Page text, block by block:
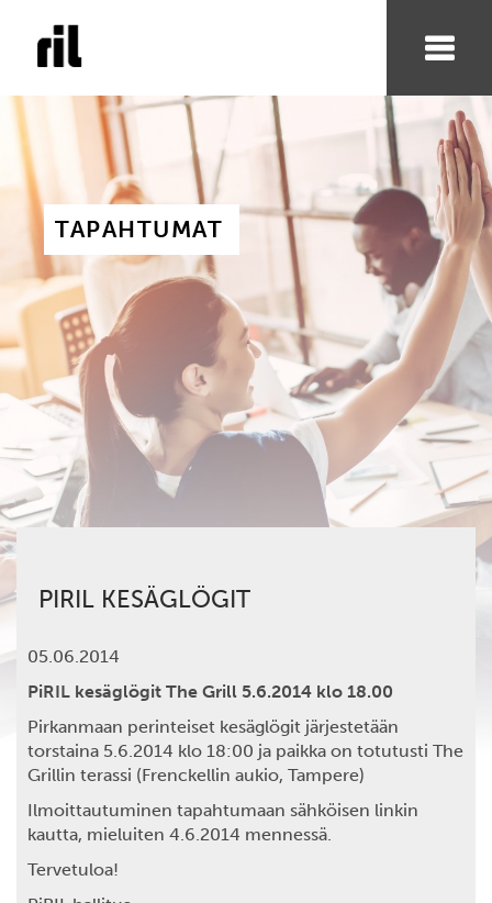
TAPAHTUMAT
PIRIL KESÄGLÖGIT
05.06.2014
PiRIL kesäglögit The Grill 5.6.2014 klo 18.00
Pirkanmaan perinteiset kesäglögit järjestetään
torstaina 5.6.2014 klo 18:00 ja paikka on totutusti The
Grillin terassi (Frenckellin aukio, Tampere)
Ilmoittautuminen tapahtumaan sähköisen linkin
kautta, mieluiten 4.6.2014 mennessä.
Tervetuloa!